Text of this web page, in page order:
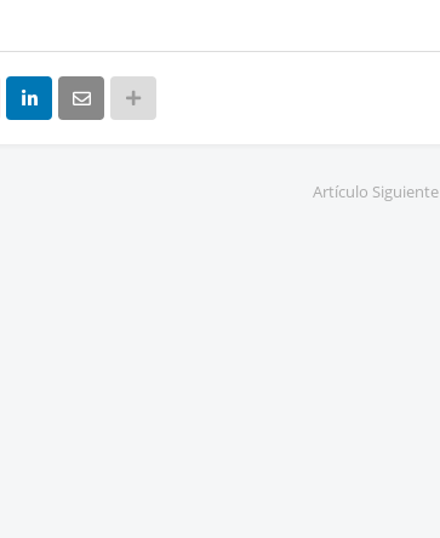
Artículo Siguiente